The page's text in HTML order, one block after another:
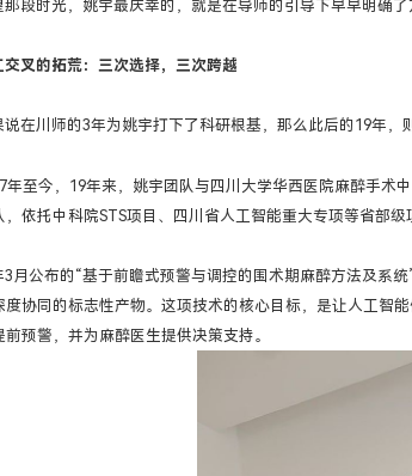
那段时光，姚宇最庆幸的，就是在导师的引导下早早明确了
交叉的拓荒：三次选择，三次跨越
说在川师的3年为姚宇打下了科研根基，那么此后的19年，
年至今，19年来，姚宇团队与四川大学华西医院麻醉手术
，依托中科院STS项目、四川省人工智能重大专项等省部
3月公布的“基于前瞻式预警与调控的围术期麻醉方法及系
度协同的标志性产物。这项技术的核心目标，是让人工智
前预警，并为麻醉医生提供决策支持。